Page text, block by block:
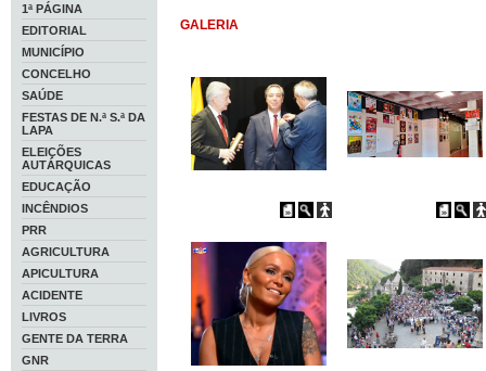
1ª PÁGINA
EDITORIAL
MUNICÍPIO
CONCELHO
SAÚDE
FESTAS DE N.ª S.ª DA
LAPA
ELEIÇÕES
AUTÁRQUICAS
EDUCAÇÃO
INCÊNDIOS
PRR
AGRICULTURA
APICULTURA
ACIDENTE
LIVROS
GENTE DA TERRA
GNR
GALERIA